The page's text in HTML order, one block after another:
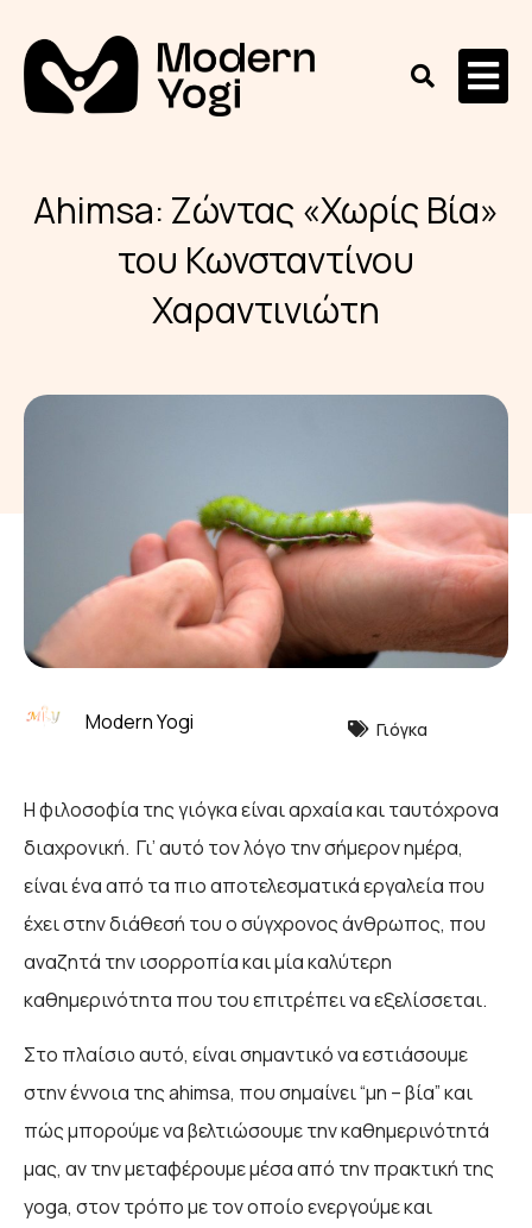
Ahimsa: Ζώντας «Χωρίς Βία»
του Κωνσταντίνου
Χαραντινιώτη
Modern Yogi Γιόγκα
Η φιλοσοφία της γιόγκα είναι αρχαία και ταυτόχρονα
διαχρονική. Γι’ αυτό τον λόγο την σήμερον ημέρα,
είναι ένα από τα πιο αποτελεσματικά εργαλεία που
έχει στην διάθεσή του ο σύγχρονος άνθρωπος, που
αναζητά την ισορροπία και μία καλύτερη
καθημερινότητα που του επιτρέπει να εξελίσσεται.
Στο πλαίσιο αυτό, είναι σημαντικό να εστιάσουμε
στην έννοια της ahimsa, που σημαίνει “μη – βία” και
πώς μπορούμε να βελτιώσουμε την καθημερινότητά
μας, αν την μεταφέρουμε μέσα από την πρακτική της
yoga, στον τρόπο με τον οποίο ενεργούμε και